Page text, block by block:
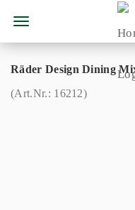
Räder Design Dining
(Art.Nr.: 16212)